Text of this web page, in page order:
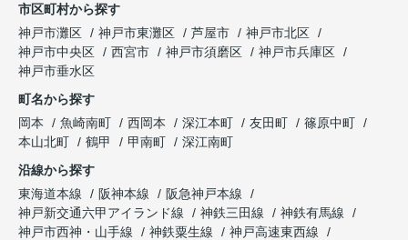
市区町村から探す
神戸市灘区
神戸市東灘区 芦屋市
神戸市北区
神戸市中央区
西宮市 神戸市須磨区
神戸市兵庫区
神戸市垂水区
町名から探す
岡本
魚崎南町 西岡本 深江本町 友田町
篠原中町
本山北町
鶴甲 甲南町
深江南町
沿線から探す
東海道本線
阪神本線
阪急神戸本線
神戸新交通六甲アイランド線
神鉄三田線
神鉄有馬線
神戸市西神・山手線
神鉄粟生線
神戸高速東西線